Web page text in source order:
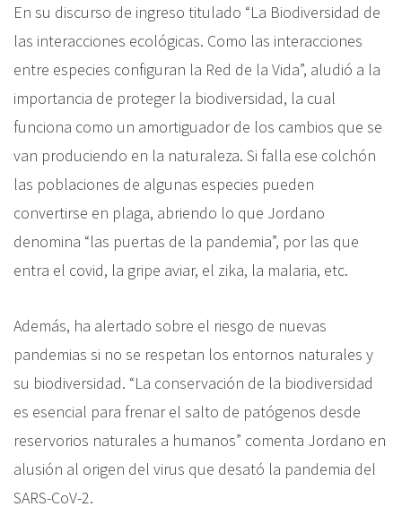
En su discurso de ingreso titulado “La Biodiversidad de
las interacciones ecológicas. Como las interacciones
entre especies configuran la Red de la Vida”, aludió a la
importancia de proteger la biodiversidad, la cual
funciona como un amortiguador de los cambios que se
van produciendo en la naturaleza. Si falla ese colchón
las poblaciones de algunas especies pueden
convertirse en plaga, abriendo lo que Jordano
denomina “las puertas de la pandemia”, por las que
entra el covid, la gripe aviar, el zika, la malaria, etc.
Además, ha alertado sobre el riesgo de nuevas
pandemias si no se respetan los entornos naturales y
su biodiversidad. “La conservación de la biodiversidad
es esencial para frenar el salto de patógenos desde
reservorios naturales a humanos” comenta Jordano en
alusión al origen del virus que desató la pandemia del
SARS-CoV-2.